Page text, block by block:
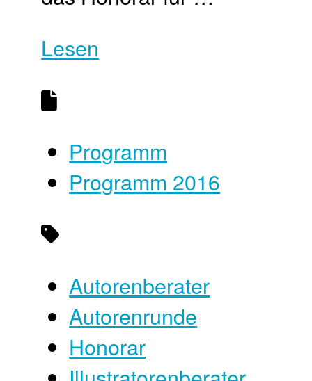
Lesen
Programm
Programm 2016
Autorenberater
Autorenrunde
Honorar